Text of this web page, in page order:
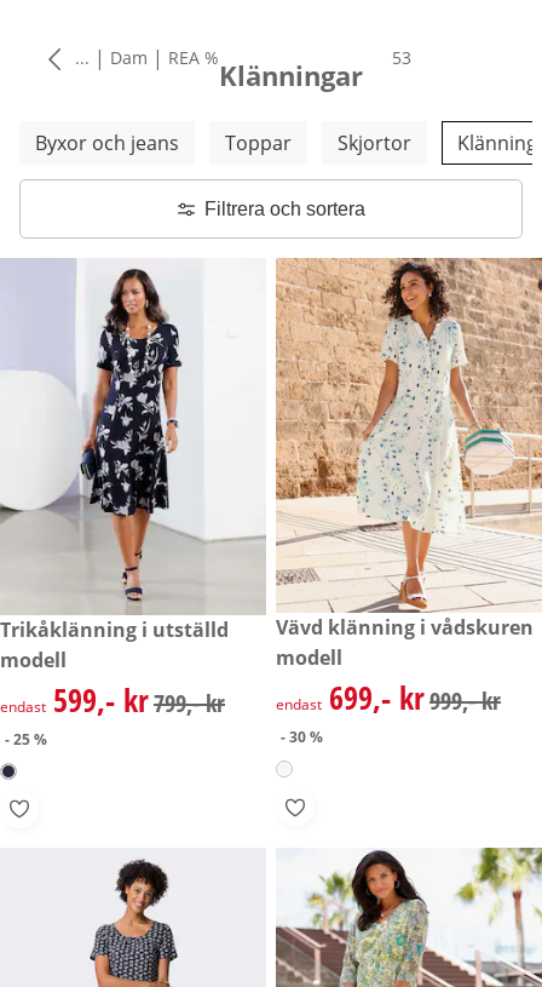
... | Dam | REA %Klänningar produkter
53
Hoppa över fler kategorier
Byxor och jeans Toppar Skjortor
Filtrera och sortera
rabatterat pris: 599,- kr, tidigare pris: 799,- kr
- 25 %
Trikåklänning i utställd
modell
rabatterat pris: 599,- kr, tidigare pris: 799,- kr
endast 599,- kr799,- kr
- 25 %
rabatterat pris: 699,- kr,
- 30 %
Vävd klänning i vådskuren
modell
rabatterat pris: 699,- kr,
endast 699,- kr999,- kr
- 30 %